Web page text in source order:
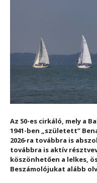
Az 50-es cirkáló, mely a
1941-ben „született”
2026-ra továbbra is
továbbra is aktív
köszönhetően a lelkes,
Beszámolójukat alább